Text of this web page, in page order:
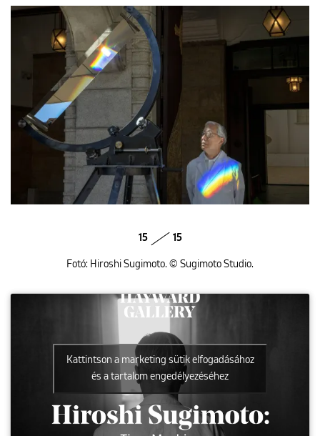
15 15
Fotó: Hiroshi Sugimoto. © Sugimoto Studio.
Kattintson a marketing sütik elfogadásához
és a tartalom engedélyezéséhez